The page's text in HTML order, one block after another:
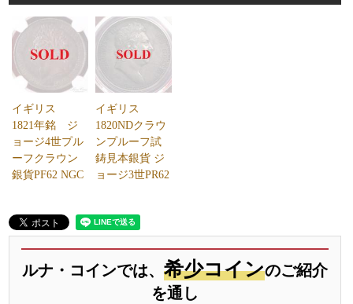
イギリス
1821年銘 ジ
ョージ4世プル
ーフクラウン
銀貨PF62 NGC
イギリス
1820NDクラウ
ンプルーフ試
鋳見本銀貨 ジ
ョージ3世PR62
ルナ・コインでは、 希少コインのご紹介
を通し